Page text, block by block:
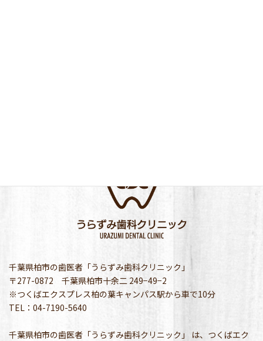
千葉県柏市の歯医者「うらずみ歯科クリニック」
〒277-0872 千葉県柏市十余二 249−49−2
※つくばエクスプレス柏の葉キャンパス駅から車で10分
TEL：04-7190-5640
千葉県柏市の歯医者「うらずみ歯科クリニック」 は、つくばエク